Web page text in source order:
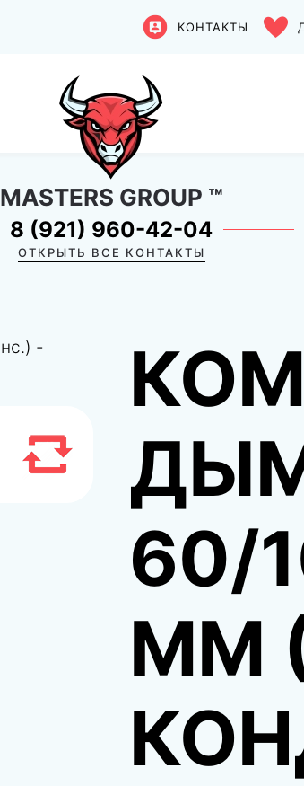
КОНТАКТЫ
MASTERS GROUP ™
8 (921) 960-42-04
ОТКРЫТЬ ВСЕ КОНТАКТЫ
60/
ММ